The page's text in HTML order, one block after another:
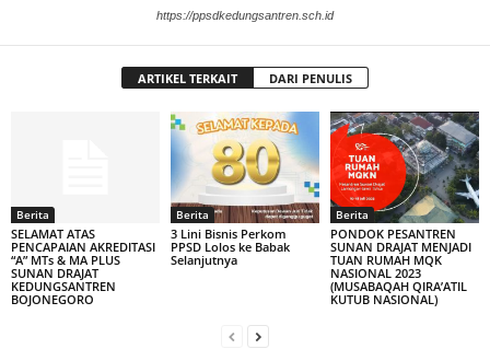
https://ppsdkedungsantren.sch.id
ARTIKEL TERKAIT DARI PENULIS
Berita
SELAMAT ATAS
PENCAPAIAN AKREDITASI
“A” MTs & MA PLUS
SUNAN DRAJAT
KEDUNGSANTREN
BOJONEGORO
Berita
3 Lini Bisnis Perkom
PPSD Lolos ke Babak
Selanjutnya
Berita
PONDOK PESANTREN
SUNAN DRAJAT MENJADI
TUAN RUMAH MQK
NASIONAL 2023
(MUSABAQAH QIRA’ATIL
KUTUB NASIONAL)